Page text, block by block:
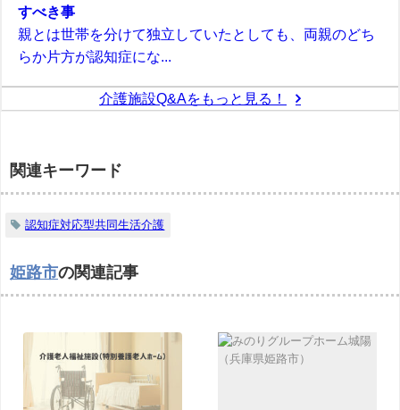
すべき事
親とは世帯を分けて独立していたとしても、両親のどち
らか片方が認知症にな...
介護施設Q&Aをもっと見る！
関連キーワード
認知症対応型共同生活介護
姫路市の関連記事